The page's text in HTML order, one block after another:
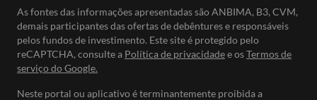
As fontes das informações apresentadas são ANBIMA, B3, CVM,
demais participantes das ofertas de debêntures e responsáveis
pelos fundos de investimento. Este site é protegido pelo
reCAPTCHA, consulte a Política de privacidadee osTermos de
serviço do Google.
Neste portal ou aplicativo é terminantemente proibida a